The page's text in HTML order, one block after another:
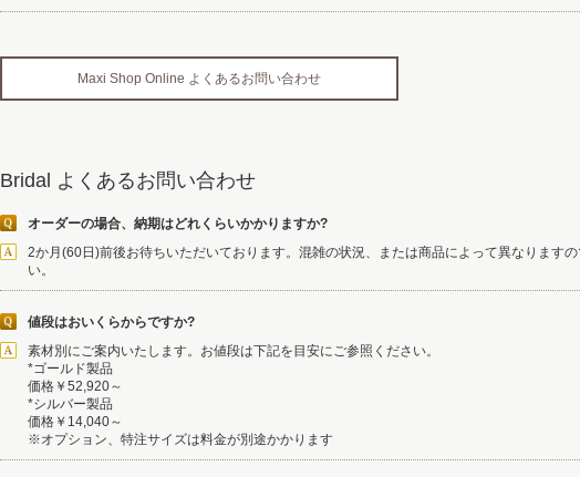
Maxi Shop Online よくあるお問い合わせ
Bridal よくあるお問い合わせ
オーダーの場合、納期はどれくらいかかりますか?
2か月(60日)前後お待ちいただいております。混雑の状況、または商品によって異なります
い。
値段はおいくらからですか?
素材別にご案内いたします。お値段は下記を目安にご参照ください。
*ゴールド製品
価格￥52,920～
*シルバー製品
価格￥14,040～
※オプション、特注サイズは料金が別途かかります